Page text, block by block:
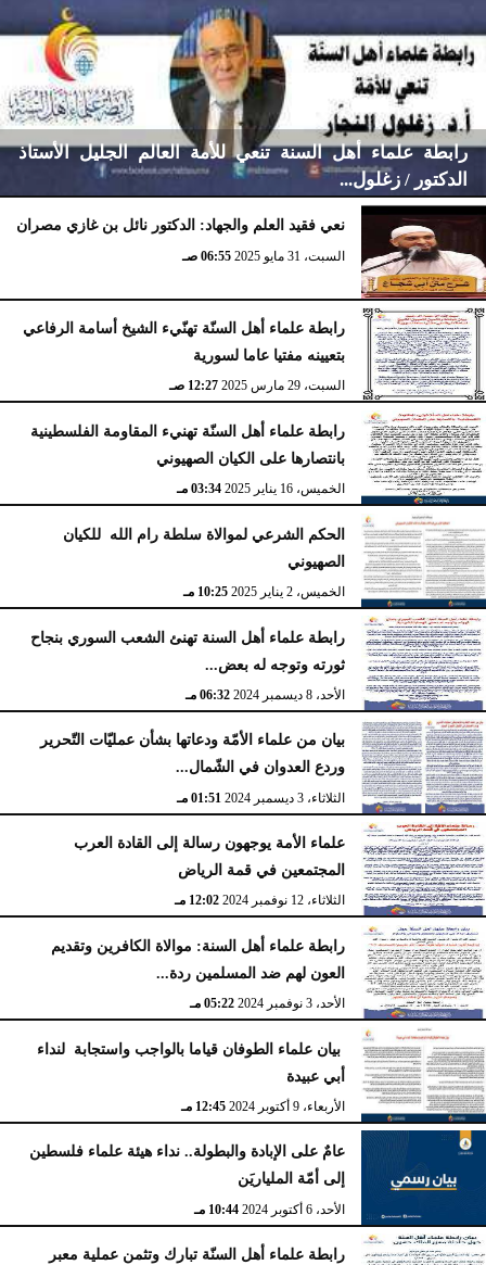
رابطة علماء أهل السنة تنعي للأمة العالم الجليل الأستاذ
الدكتور / زغلول...
الإثنين، 10 نوفمبر 2025
نعي فقيد العلم والجهاد: الدكتور نائل بن غازي مصران
السبت، 31 مايو 2025 06:55 صـ
رابطة علماء أهل السنّة تهنّيء الشيخ أسامة الرفاعي
بتعيينه مفتيا عاما لسورية
السبت، 29 مارس 2025 12:27 صـ
رابطة علماء أهل السنّة تهنيء المقاومة الفلسطينية
بانتصارها على الكيان الصهيوني
الخميس، 16 يناير 2025 03:34 مـ
الحكم الشرعي لموالاة سلطة رام الله للكيان
الصهيوني
الخميس، 2 يناير 2025 10:25 مـ
رابطة علماء أهل السنة تهنئ الشعب السوري بنجاح
ثورته وتوجه له بعض...
الأحد، 8 ديسمبر 2024 06:32 مـ
بيان من علماء الأمّة ودعاتها بشأن عمليّات التّحرير
وردع العدوان في الشّمال...
الثلاثاء، 3 ديسمبر 2024 01:51 مـ
علماء الأمة يوجهون رسالة إلى القادة العرب
المجتمعين في قمة الرياض
الثلاثاء، 12 نوفمبر 2024 12:02 مـ
رابطة علماء أهل السنة: موالاة الكافرين وتقديم
العون لهم ضد المسلمين ردة...
الأحد، 3 نوفمبر 2024 05:22 مـ
بيان علماء الطوفان قياما بالواجب واستجابة لنداء
أبي عبيدة
الأربعاء، 9 أكتوبر 2024 12:45 مـ
عامٌ على الإبادة والبطولة.. نداء هيئة علماء فلسطين
إلى أمّة الملياريَن
الأحد، 6 أكتوبر 2024 10:44 مـ
رابطة علماء أهل السنّة تبارك وتثمن عملية معبر